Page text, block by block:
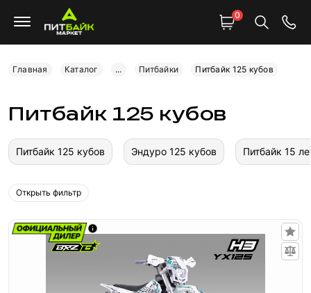
0
Главная Каталог ... Питбайки Питбайк 125 кубов
Питбайк 125 кубов
Питбайк 125 кубов Эндуро 125 кубов Питбайк 15
Открыть фильтр